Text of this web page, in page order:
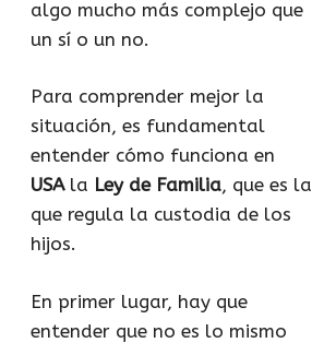
algo mucho más complejo que
un sí o un no.
Para comprender mejor la
situación, es fundamental
entender cómo funciona en
USAla Ley de Familia, que es la
que regula la custodia de los
hijos.
En primer lugar, hay que
entender que no es lo mismo